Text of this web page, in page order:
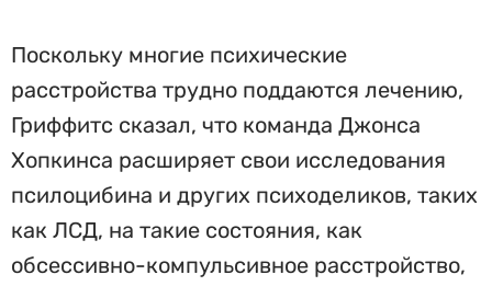
Поскольку многие психические
расстройства трудно поддаются лечению,
Гриффитс сказал, что команда Джонса
Хопкинса расширяет свои исследования
псилоцибина и других психоделиков, таких
как ЛСД, на такие состояния, как
обсессивно-компульсивное расстройство,